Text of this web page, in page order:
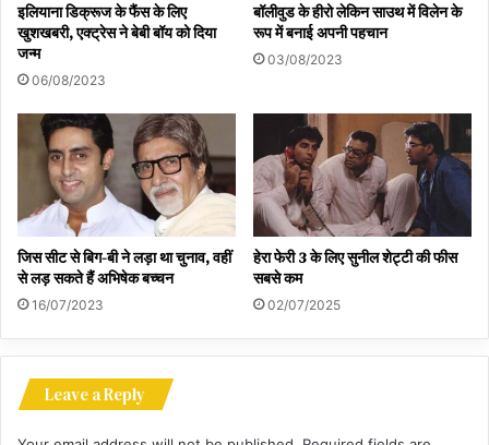
इलियाना डिक्रूज के फैंस के लिए
खुशखबरी, एक्ट्रेस ने बेबी बॉय को दिया
जन्म
06/08/2023
बॉलीवुड के हीरो लेकिन साउथ में विलेन के
रूप में बनाई अपनी पहचान
03/08/2023
जिस सीट से बिग-बी ने लड़ा था चुनाव, वहीं
से लड़ सकते हैं अभिषेक बच्चन
16/07/2023
हेरा फेरी 3 के लिए सुनील शेट्टी की फीस
सबसे कम
02/07/2025
Leave a Reply